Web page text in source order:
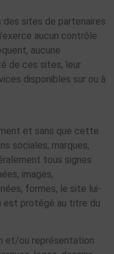
sites de partenaires
aucun contrôle
aucune
de ces sites, leur
disponibles sur ou à
et sans que cette
sociales, marques,
tous signes
images,
formes, le site lui-
est protégé au titre du
et/ou représentation